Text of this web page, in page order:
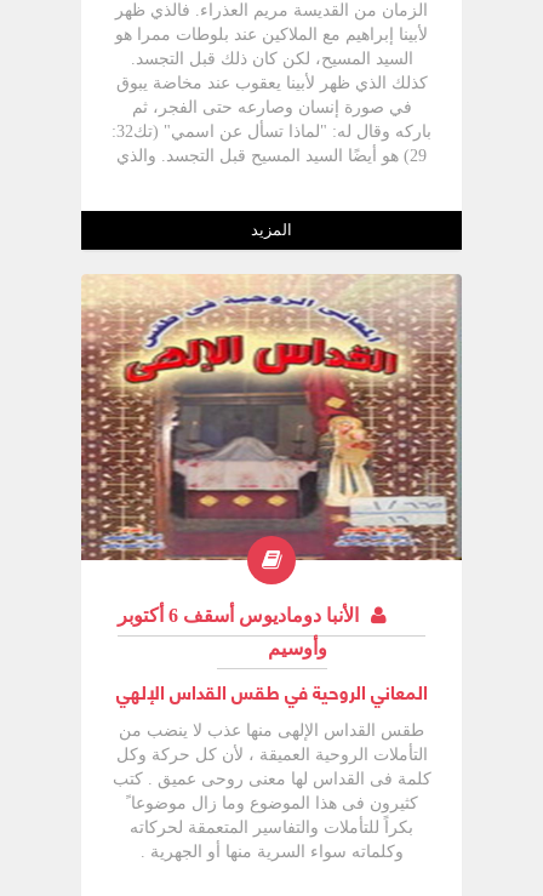
الزمان من القديسة مريم العذراء. فالذي ظهر
لأبينا إبراهيم مع الملاكين عند بلوطات ممرا هو
السيد المسيح، لكن كان ذلك قبل التجسد.
كذلك الذي ظهر لأبينا يعقوب عند مخاضة يبوق
في صورة إنسان وصارعه حتى الفجر، ثم
باركه وقال له: "لماذا تسأل عن اسمي" (تك32:
29) هو أيضًا السيد المسيح قبل التجسد. والذي
والأمثلة كثيرة عن هذه الظهورات السابقة
للتجسد، وكلها كانت تمهد لمجيء الابن الوحيد
متجسدًا من الروح القدس والعذراء مريم
لخلاص العالم. وهذا ما عبّر عنه القديس بولس
الرسول بقوله: "وبالإجماع عظيم هو سر التقوى
الله ظهر في الجسد، تبرر في الروح، تراءى
لملائكة، كُرز به بين الأمم، أومن به في العالم،
رُفع في المجد" (1تى3: 16)، كما ذكرنا أيضًا هنا
في موقع الأنبا تكلا هيمانوت في أقسام أخرى.
كذلك قال القديس يوحنا الإنجيلي: "في البدء
كان الكلمة والكلمة كان عند الله وكان الكلمة
الله.. كل شيء به كان وبغيره لم يكن شيء
مما كان.. والكلمة صار جسدًا وحل بيننا ورأينا
مجده مجدًا كما لوحيد من الآب مملوءًا نعمة
وحقًا" (يو1: 1، 3، 14).
المزيد
الأنبا دوماديوس أسقف 6 أكتوبر
وأوسيم
المعاني الروحية في طقس القداس الإلهي
طقس القداس الإلهى منها عذب لا ينضب من
التأملات الروحية العميقة ، لأن كل حركة وكل
كلمة فى القداس لها معنى روحى عميق . كتب
كثيرون فى هذا الموضوع وما زال موضوعا ً
بكراً للتأملات والتفاسير المتعمقة لحركاته
وكلماته سواء السرية منها أو الجهرية .